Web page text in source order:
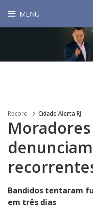
MENU
Record Cidade Alerta RJ
Bandidos tentaram
em três dias